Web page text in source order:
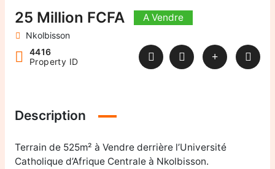
25 Million FCFA A Vendre
Nkolbisson
4416
Property ID
Description
Terrain de 525m² à Vendre derrière l’Université
Catholique d’Afrique Centrale à Nkolbisson.